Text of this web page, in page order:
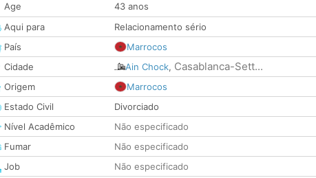
Age
43 anos
Aqui para
Relacionamento sério
País
Marrocos
Cidade
Ain Chock, Casablanca-Sett...
Origem
Marrocos
Estado Civil
Divorciado
Nível Acadêmico
Não especificado
Fumar
Não especificado
Job
Não especificado